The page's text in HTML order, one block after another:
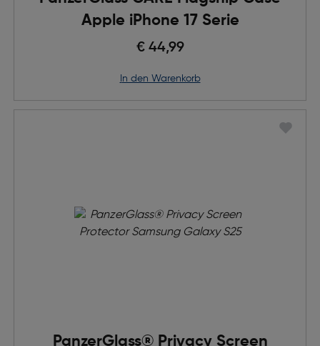
Apple iPhone 17 Serie
€ 44,99
in den Warenkorb
PanzerGlass® Privacy Screen